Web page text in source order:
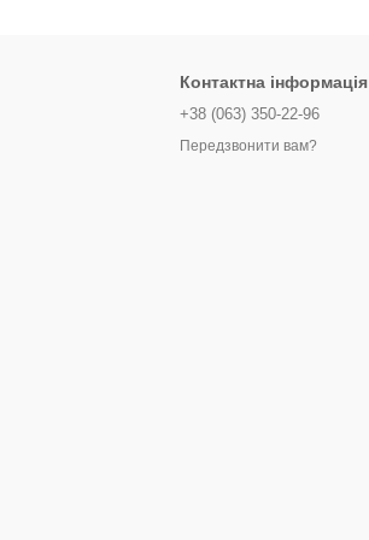
Контактна інформація
+38 (063) 350-22-96
Передзвонити вам?